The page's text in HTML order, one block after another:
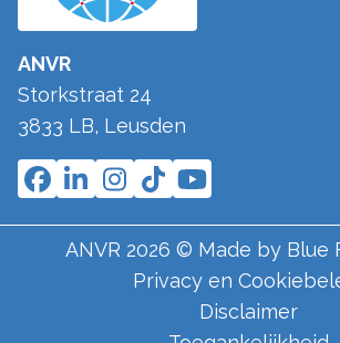
ANVR
Storkstraat 24
3833 LB, Leusden
ANVR 2026 © Made by Blue
Privacy en
Disclaimer